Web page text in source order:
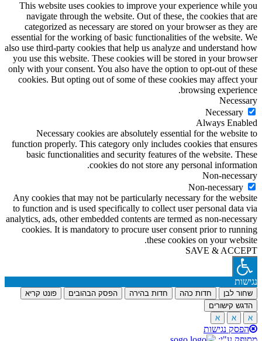
This website uses cookies to improve your experience while you
navigate through the website. Out of these, the cookies that are
categorized as necessary are stored on your browser as they are
essential for the working of basic functionalities of the website. We
also use third-party cookies that help us analyze and understand how
you use this website. These cookies will be stored in your browser
only with your consent. You also have the option to opt-out of these
cookies. But opting out of some of these cookies may affect your
browsing experience.
Necessary
Necessary
Always Enabled
Necessary cookies are absolutely essential for the website to
function properly. This category only includes cookies that ensures
basic functionalities and security features of the website. These
cookies do not store any personal information.
Non-necessary
Non-necessary
Any cookies that may not be particularly necessary for the website
to function and is used specifically to collect user personal data via
analytics, ads, other embedded contents are termed as non-necessary
cookies. It is mandatory to procure user consent prior to running
these cookies on your website.
SAVE & ACCEPT
נגישות
שחור לבן חדות כהה חדות בהירה הפסק הבהובים
פונט קריא
הדגש קישורים
א
א א
הפסק נגישות